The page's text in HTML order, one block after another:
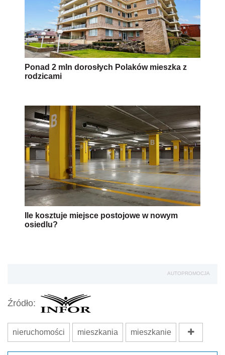
Ponad 2 mln dorosłych Polaków mieszka z
rodzicami
Ile kosztuje miejsce postojowe w nowym
osiedlu?
AUTOPROMOCJA
Źródło:
nieruchomości mieszkania mieszkanie